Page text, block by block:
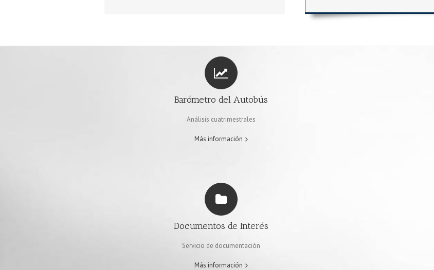
Barómetro del Autobús
Análisis cuatrimestrales
Más información
Documentos de Interés
Servicio de documentación
Más información